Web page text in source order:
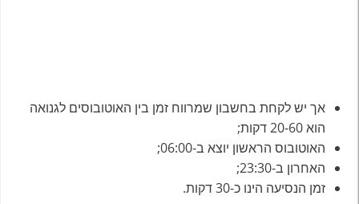
אך יש לקחת בחשבון שמרווח זמן בין האוטובוסים לגנואה
הוא 20-60 דקות;
האוטובוס הראשון יוצא ב-06:00;
האחרון ב-23:30;
זמן הנסיעה הינו כ-30 דקות.